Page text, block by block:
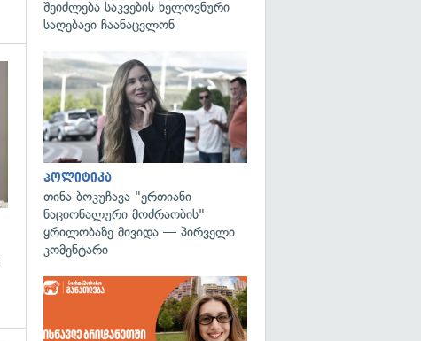
გადახედვა
შეიძლება საკვების ხელოვნური
საღებავი ჩაანაცვლონ
პოლიტიკა
თინა ბოკუჩავა "ერთიანი
ნაციონალური მოძრაობის"
ყრილობაზე მივიდა — პირველი
კომენტარი